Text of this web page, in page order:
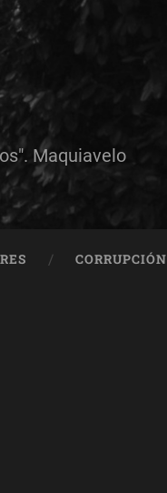
Maquiavelo
CORRUPCIÓN